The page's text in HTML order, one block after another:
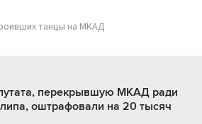
танцы на МКАД
перекрывшую МКАД ради
оштрафовали на 20 тысяч